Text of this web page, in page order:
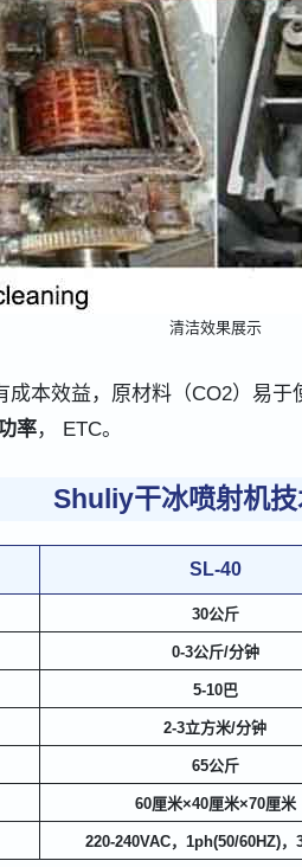
清洁效果展示
本效益，原材料（CO2）易于
率， ETC。
Shuliy干冰喷射机
SL-40
30公斤
0-3公斤/分钟
5-10巴
2-3立方米/分钟
65公斤
60厘米×40厘米×70厘米
220-240VAC，1ph(50/60HZ)